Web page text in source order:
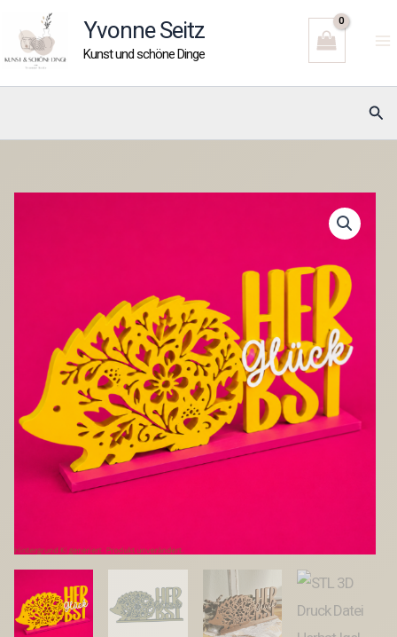
Inhalt
springen
Yvonne Seitz
Kunst und schöne Dinge